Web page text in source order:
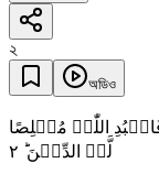
২
অডিও
اللّٰہَ مُخۡلِصًا
لَّہُ الدِّیۡنَ ؕ ٢